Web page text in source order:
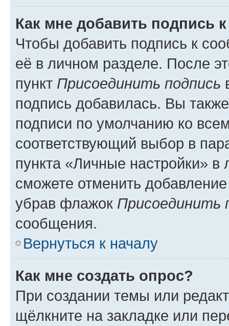
Как мне добавить подпись
Чтобы добавить подпись к
её в личном разделе. После
пункт Присоединить подпись
подпись добавилась. Вы
подписи по умолчанию ко
соответствующий выбор в
пункта «Личные настройки»
сможете отменить
убрав флажок Присоединить
сообщения.
Вернуться к началу
Как мне создать опрос?
При создании темы или
щёлкните на закладке или